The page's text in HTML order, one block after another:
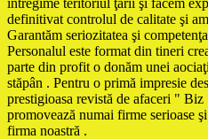
definitivat controlul de calitate şi
Garantăm seriozitatea şi
Personalul este format din tineri
parte din profit o donăm unei
stăpân . Pentru o primă impresie
prestigioasa revistă de afaceri "
promovează numai firme serioase
firma noastră .